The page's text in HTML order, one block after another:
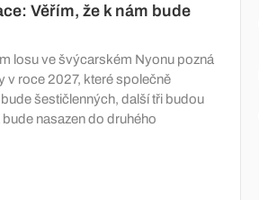
Věřím, že k nám bude
losu ve švýcarském Nyonu pozná
roce 2027, které společně
šestičlenných, další tři budou
nasazen do druhého